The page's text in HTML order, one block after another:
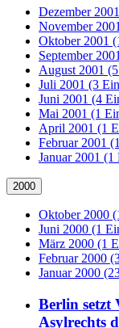
Dezember
November
Oktober 2001
September
August 2001
Juli 2001 (3
Juni 2001 (4
Mai 2001 (1
April 2001 (1
Februar 2001
Januar 2001 (1
2000
Oktober 2000
Juni 2000 (1
März 2000 (1
Februar 2000
Januar 2000
Berlin setzt
Asylrechts